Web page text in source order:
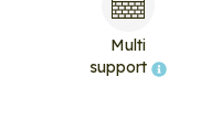
Multi
support